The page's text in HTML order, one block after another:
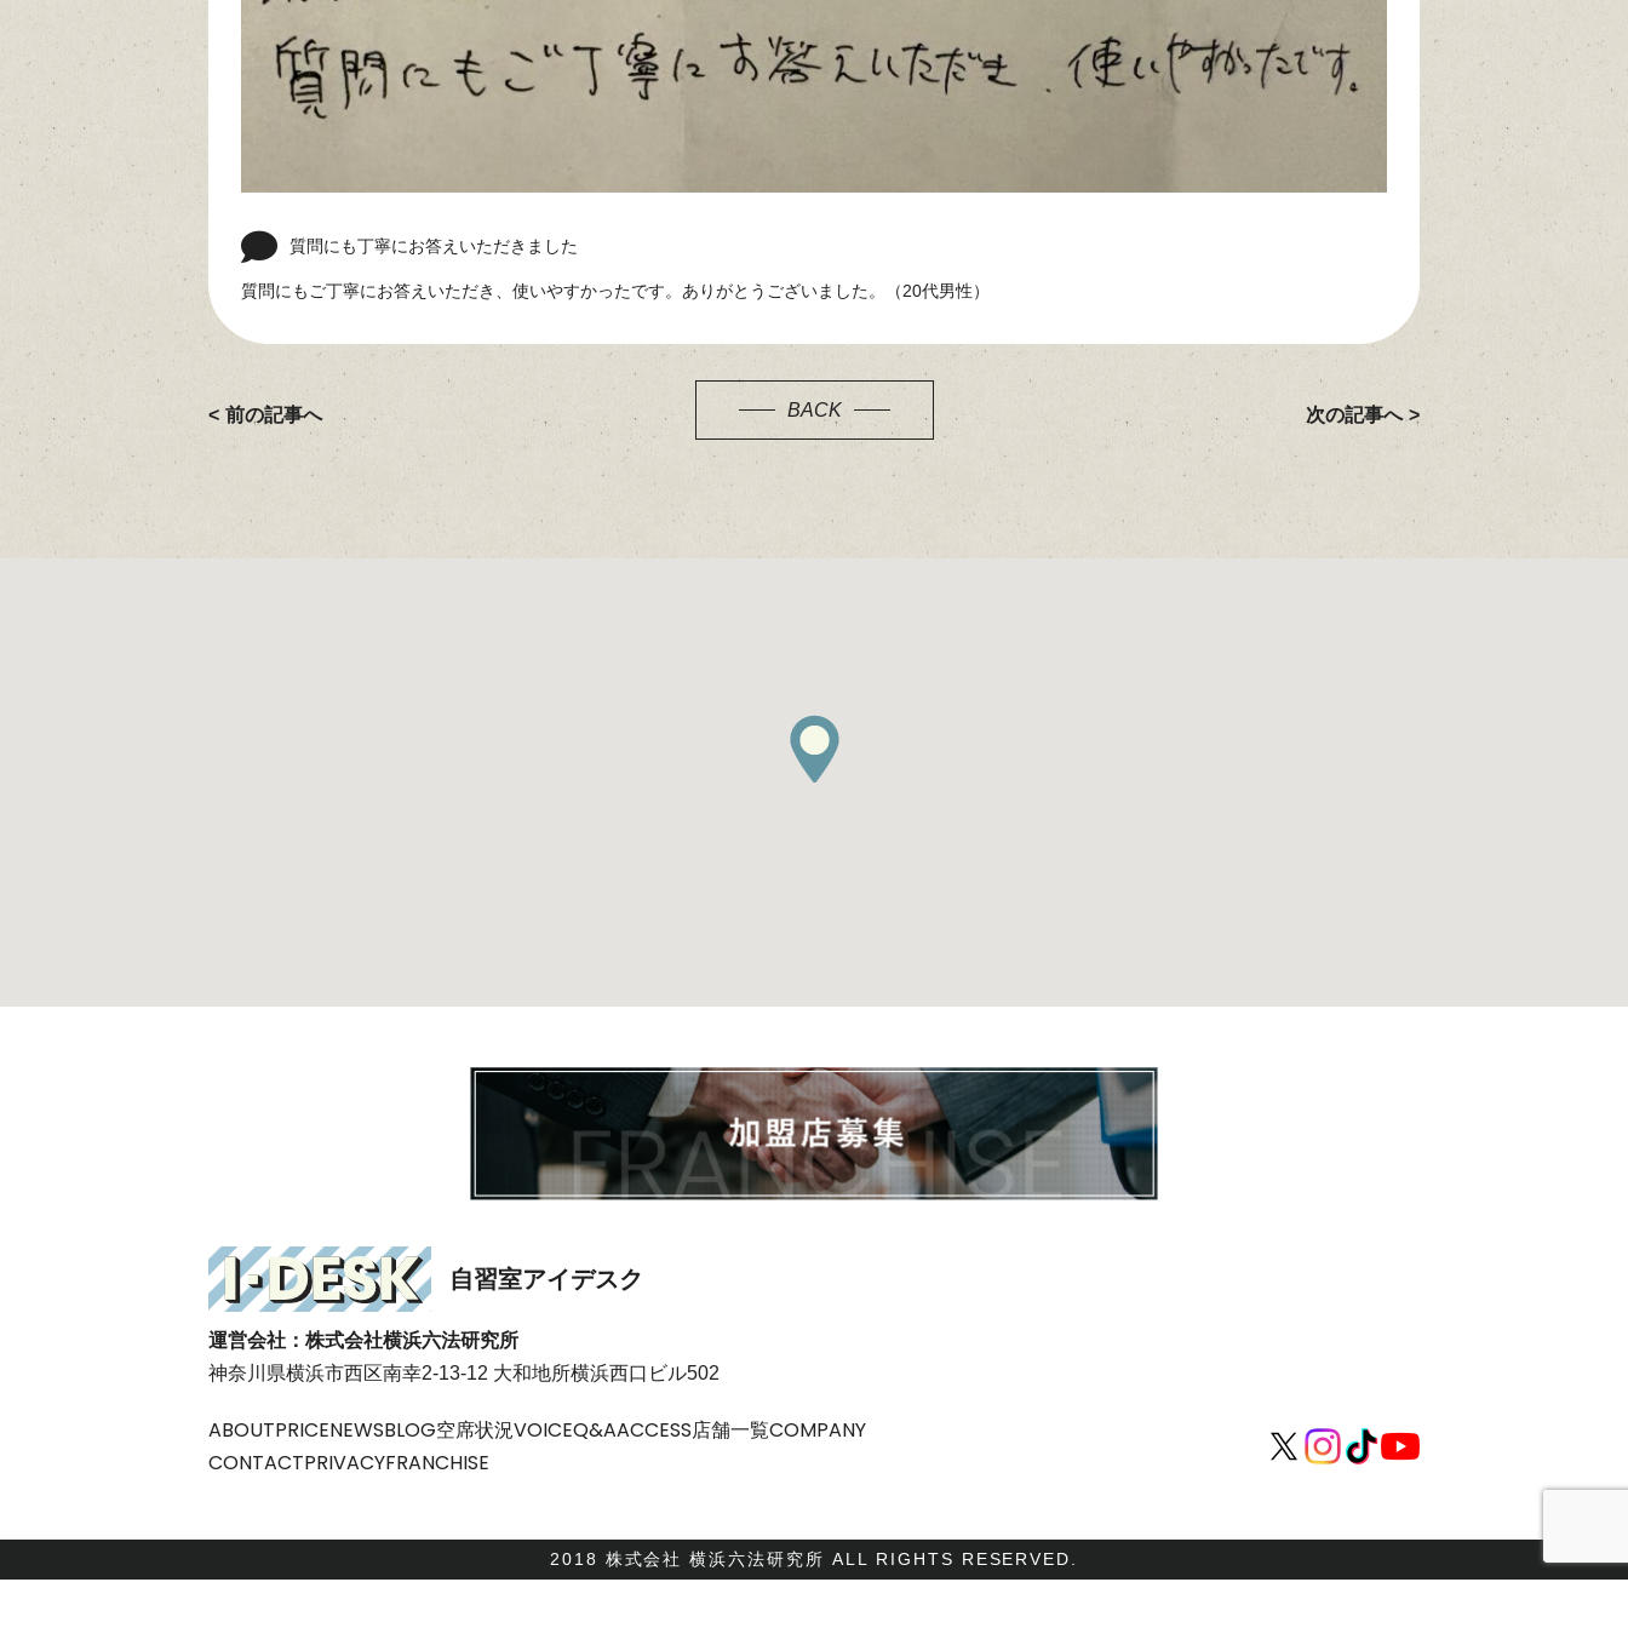
質問にも丁寧にお答えいただきました
質問にもご丁寧にお答えいただき、使いやすかったです。ありがとうございました。（20代男性）
前の記事へ BACK 次の記事へ
自習室アイデスク
運営会社：株式会社横浜六法研究所
神奈川県横浜市西区南幸2-13-12 大和地所横浜西口ビル502
ABOUTPRICENEWSBLOG空席状況VOICEQ&AACCESS店舗一覧COMPANY
CONTACTPRIVACYFRANCHISE
2018 株式会社 横浜六法研究所 ALL RIGHTS RESERVED.